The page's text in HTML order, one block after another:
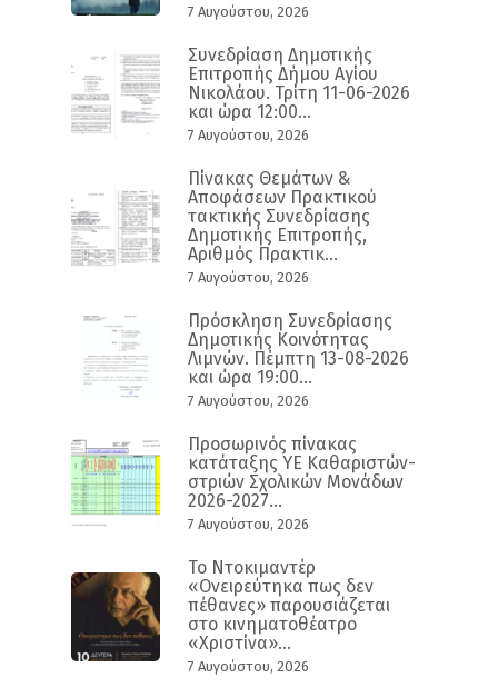
7 Αυγούστου, 2026
Συνεδρίαση Δημοτικής
Επιτροπής Δήμου Αγίου
Νικολάου. Τρίτη 11-06-2026
και ώρα 12:00...
7 Αυγούστου, 2026
Πίνακας Θεμάτων &
Αποφάσεων Πρακτικού
τακτικής Συνεδρίασης
Δημοτικής Επιτροπής,
Αριθμός Πρακτικ...
7 Αυγούστου, 2026
Πρόσκληση Συνεδρίασης
Δημοτικής Κοινότητας
Λιμνών. Πέμπτη 13-08-2026
και ώρα 19:00...
7 Αυγούστου, 2026
Προσωρινός πίνακας
κατάταξης ΥΕ Καθαριστών-
στριών Σχολικών Μονάδων
2026-2027...
7 Αυγούστου, 2026
Το Ντοκιμαντέρ
«Ονειρεύτηκα πως δεν
πέθανες» παρουσιάζεται
στο κινηματοθέατρο
«Χριστίνα»...
7 Αυγούστου, 2026